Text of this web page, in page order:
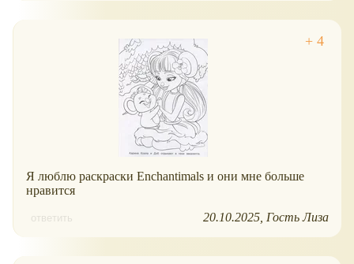
Я люблю раскраски Enchantimals и они мне больше
нравится
ответить 20.10.2025 Гость Лиза